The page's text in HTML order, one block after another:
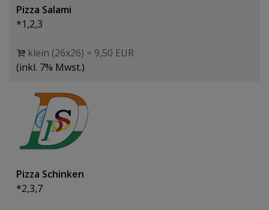
Pizza Salami
*1,2,3
klein (26x26) = 9,50 EUR
(inkl. 7% Mwst.)
Pizza Schinken
*2,3,7